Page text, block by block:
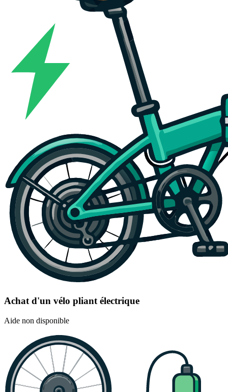
Achat d'un vélo pliant électrique
Aide non disponible